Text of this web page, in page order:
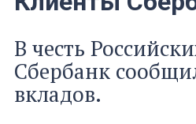
В честь
Сбербанк
вкладов.